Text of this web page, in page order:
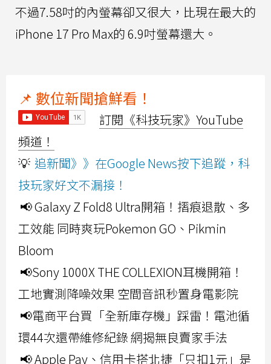
不過7.58吋的內螢幕卻又很大，比現在最大的
iPhone 17 Pro Max的 6.9吋螢幕還大。
📌 數位新聞搶鮮看！
訂閱《科技玩家》YouTube
頻道！
💡 追新聞》》在Google News按下追蹤，科
技玩家好文不漏接！
📢 Galaxy Z Fold8 Ultra開箱！摺痕退散、多
工效能 同時爽玩Pokemon GO、Pikmin
Bloom
📢Sony 1000X THE COLLEXION耳機開箱！
工地實測降噪效果 空間音訊秒置身電影院
📢電商平台買「全新庫存機」踩雷！電池循
環44次還帶維修紀錄 網揭無良賣家手法
📢 Apple Pay、信用卡搭北捷「只扣1元」是